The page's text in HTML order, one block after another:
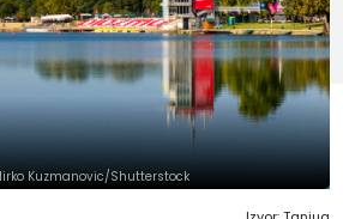
Kuzmanovic/Shutterstock